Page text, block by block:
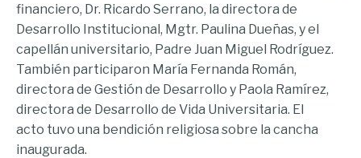
financiero, Dr. Ricardo Serrano, la directora de
Desarrollo Institucional, Mgtr. Paulina Dueñas, y el
capellán universitario, Padre Juan Miguel Rodríguez.
También participaron María Fernanda Román,
directora de Gestión de Desarrollo y Paola Ramírez,
directora de Desarrollo de Vida Universitaria. El
acto tuvo una bendición religiosa sobre la cancha
inaugurada.